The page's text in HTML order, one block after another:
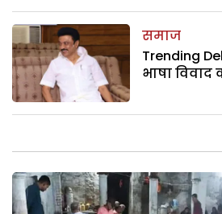
समाज
Trending
भाषा विवाद